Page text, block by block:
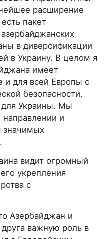
расширение
пакет
в диверсификации
в Украину. В целом я
имеет
и для всей Европы с
безопасности.
для Украины. Мы
направлении и
значимых
видит огромный
укрепления
с
Азербайджан и
друга важную роль в